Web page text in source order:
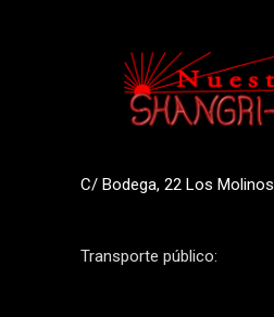
C/ Bodega, 22 Los Molinos
Transporte público: